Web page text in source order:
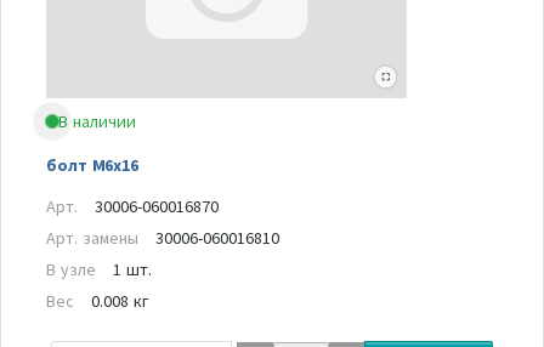
В наличии
болт M6x16
Арт.
30006-060016870
Арт. замены
30006-060016810
В узле
1 шт.
Вес
0.008 кг